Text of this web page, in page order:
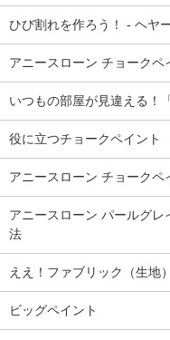
ひび割れを作ろう！ - ヘヤ
アニースローン チョークペ
いつもの部屋が見違える！
役に立つチョークペイン
アニースローン チョークペ
アニースローン パールグ
法
ええ！ファブリック（生地
ビッグペイント